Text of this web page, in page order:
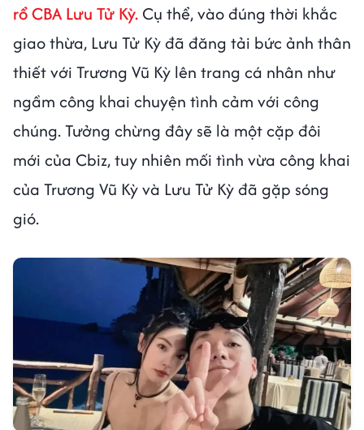
rổ CBA Lưu Tử Kỳ. Cụ thể, vào đúng thời khắc
giao thừa, Lưu Tử Kỳ đã đăng tải bức ảnh thân
thiết với Trương Vũ Kỳ lên trang cá nhân như
ngầm công khai chuyện tình cảm với công
chúng. Tưởng chừng đây sẽ là một cặp đôi
mới của Cbiz, tuy nhiên mối tình vừa công khai
của Trương Vũ Kỳ và Lưu Tử Kỳ đã gặp sóng
gió.